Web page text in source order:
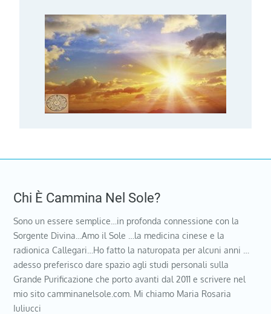
Chi È Cammina Nel Sole?
Sono un essere semplice…in profonda connessione con la
Sorgente Divina…Amo il Sole …la medicina cinese e la
radionica Callegari…Ho fatto la naturopata per alcuni anni …
adesso preferisco dare spazio agli studi personali sulla
Grande Purificazione che porto avanti dal 2011 e scrivere nel
mio sito camminanelsole.com. Mi chiamo Maria Rosaria
Iuliucci